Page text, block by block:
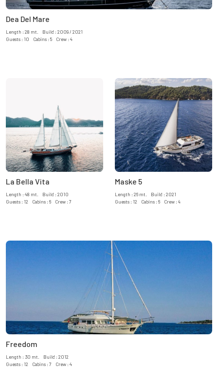
Dea Del Mare
Length : 28 mt. Build : 2009 / 2021
Guests : 10 Cabins : 5 Crew : 4
La Bella Vita
Length : 48 mt. Build : 2010
Guests : 12 Cabins : 6 Crew : 7
Maske 5
Length : 26 mt. Build : 2021
Guests : 12 Cabins : 6 Crew : 4
Freedom
Length : 30 mt. Build : 2012
Guests : 12 Cabins : 7 Crew : 4